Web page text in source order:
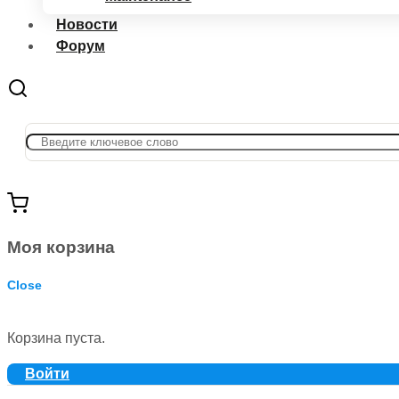
Новости
Форум
Моя корзина
Close
Корзина пуста.
Войти